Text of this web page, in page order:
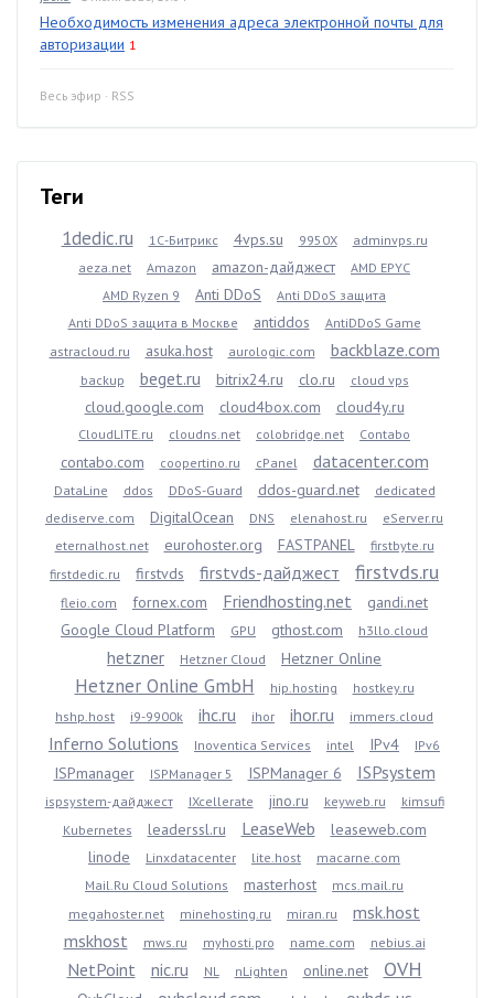
Необходимость изменения адреса электронной почты для
авторизации 1
Весь эфир · RSS
Теги
1dedic.ru 1С-Битрикс 4vps.su 9950X
adminvps.ru
aeza.net
Amazon amazon-дайджест
AMD EPYC
AMD Ryzen 9
Anti DDoS
Anti DDoS защита
Anti DDoS защита в Москве
antiddos
AntiDDoS Game
astracloud.ru
asuka.host aurologic.com backblaze.com
backup beget.ru bitrix24.ru clo.ru cloud vps
cloud.google.com cloud4box.com cloud4y.ru
CloudLITE.ru cloudns.net colobridge.net Contabo
contabo.com coopertino.ru cPanel datacenter.com
DataLine ddos DDoS-Guard ddos-guard.net
dedicated
dediserve.com
DigitalOcean DNS elenahost.ru
eServer.ru
eternalhost.net
eurohoster.org FASTPANEL
firstbyte.ru
firstdedic.ru
firstvds firstvds-дайджест firstvds.ru
fleio.com fornex.com Friendhosting.net
gandi.net
Google Cloud Platform
GPU gthost.com h3llo.cloud
hetzner Hetzner Cloud Hetzner Online
Hetzner Online GmbH hip.hosting
hostkey.ru
hshp.host
i9-9900k ihc.ru ihor ihor.ru immers.cloud
Inferno Solutions Inoventica Services intel IPv4 IPv6
ISPmanager ISPManager 5 ISPManager 6 ISPsystem
ispsystem-дайджест IXcellerate jino.ru keyweb.ru
kimsufi
Kubernetes
leaderssl.ru LeaseWeb
leaseweb.com
linode
Linxdatacenter lite.host
macarne.com
Mail.Ru Cloud Solutions
masterhost
mcs.mail.ru
megahoster.net
minehosting.ru miran.ru
msk.host
mskhost
mws.ru myhosti.pro name.com nebius.ai
NetPoint nic.ru NL nLighten online.net OVH